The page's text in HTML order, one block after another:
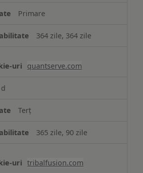
Primare
364 zile, 364 zile
quantserve.com
Terț
365 zile, 90 zile
tribalfusion.com